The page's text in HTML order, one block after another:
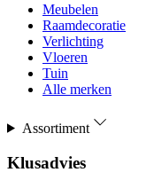
Meubelen
Raamdecoratie
Verlichting
Vloeren
Tuin
Alle merken
Assortiment
Klusadvies